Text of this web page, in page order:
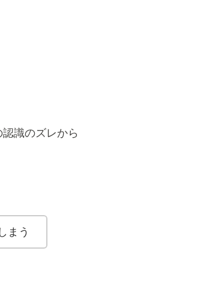
識のズレから
まう